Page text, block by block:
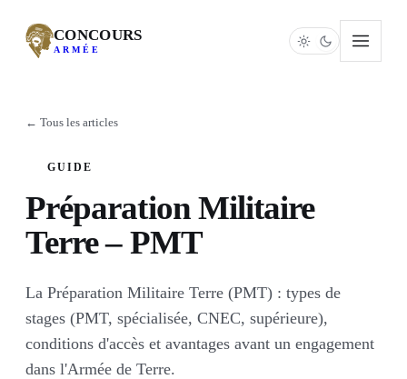
CONCOURS
ARMÉE
← Tous les articles
GUIDE
Préparation Militaire
Terre – PMT
La Préparation Militaire Terre (PMT) : types de
stages (PMT, spécialisée, CNEC, supérieure),
conditions d'accès et avantages avant un engagement
dans l'Armée de Terre.